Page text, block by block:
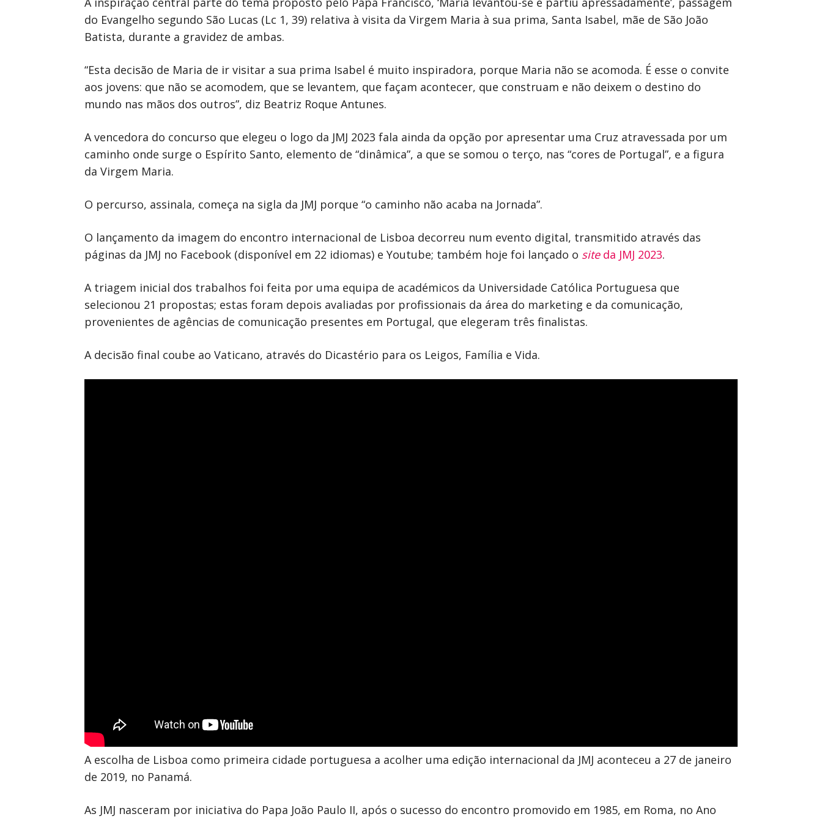
do Evangelho segundo São Lucas (Lc 1, 39) relativa à visita da Virgem Maria à sua prima, Santa Isabel, mãe de São João
Batista, durante a gravidez de ambas.
“Esta decisão de Maria de ir visitar a sua prima Isabel é muito inspiradora, porque Maria não se acomoda. É esse o convite
aos jovens: que não se acomodem, que se levantem, que façam acontecer, que construam e não deixem o destino do
mundo nas mãos dos outros”, diz Beatriz Roque Antunes.
A vencedora do concurso que elegeu o logo da JMJ 2023 fala ainda da opção por apresentar uma Cruz atravessada por um
caminho onde surge o Espírito Santo, elemento de “dinâmica”, a que se somou o terço, nas “cores de Portugal”, e a figura
da Virgem Maria.
O percurso, assinala, começa na sigla da JMJ porque “o caminho não acaba na Jornada”.
O lançamento da imagem do encontro internacional de Lisboa decorreu num evento digital, transmitido através das
páginas da JMJ no Facebook (disponível em 22 idiomas) e Youtube; também hoje foi lançado o siteda JMJ 2023.
A triagem inicial dos trabalhos foi feita por uma equipa de académicos da Universidade Católica Portuguesa que
selecionou 21 propostas; estas foram depois avaliadas por profissionais da área do marketing e da comunicação,
provenientes de agências de comunicação presentes em Portugal, que elegeram três finalistas.
A decisão final coube ao Vaticano, através do Dicastério para os Leigos, Família e Vida.
A escolha de Lisboa como primeira cidade portuguesa a acolher uma edição internacional da JMJ aconteceu a 27 de janeiro
de 2019, no Panamá.
As JMJ nasceram por iniciativa do Papa João Paulo II, após o sucesso do encontro promovido em 1985, em Roma, no Ano